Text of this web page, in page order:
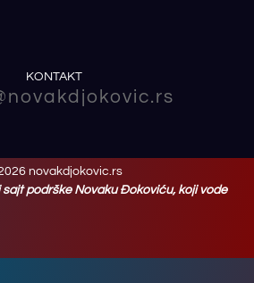
KONTAKT
novakdjokovic.rs
podrške Novaku Đokoviću, koji vode